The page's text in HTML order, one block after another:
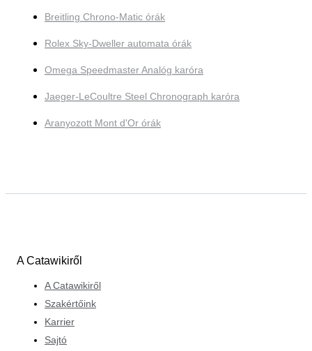
Breitling Chrono-Matic órák
Rolex Sky-Dweller automata órák
Omega Speedmaster Analóg karóra
Jaeger-LeCoultre Steel Chronograph karóra
Aranyozott Mont d'Or órák
A Catawikiről
A Catawikiről
Szakértőink
Karrier
Sajtó